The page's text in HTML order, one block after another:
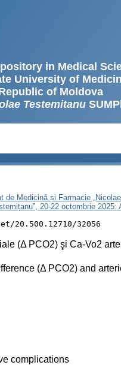
in Medical
University of
of Moldova
Testemitanu
Medicină și Farmacie
20-22 octombrie 2025:
20.500.12710/32056
(Δ PCO2) şi Ca-Vo2
(Δ PCO2) and
complications